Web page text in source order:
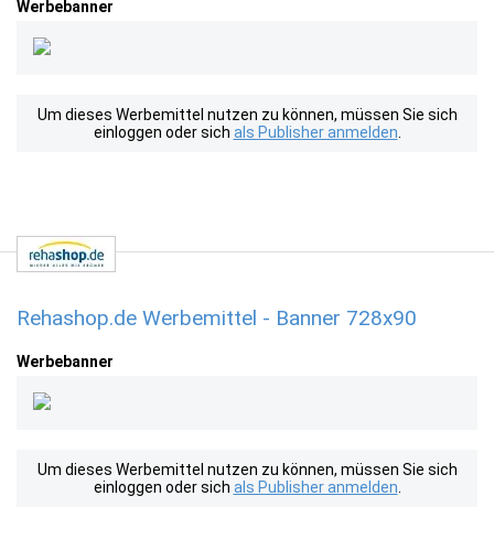
Werbebanner
Um dieses Werbemittel nutzen zu können, müssen Sie sich
einloggen oder sich als Publisher anmelden
Rehashop.de Werbemittel - Banner 728x90
Werbebanner
Um dieses Werbemittel nutzen zu können, müssen Sie sich
einloggen oder sich als Publisher anmelden